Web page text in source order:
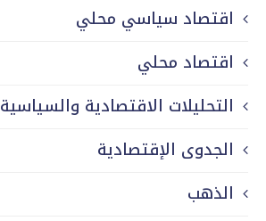
اقتصاد سياسي محلي
اقتصاد محلي
التحليلات الاقتصادية والسياسية
الجدوى الإقتصادية
الذهب